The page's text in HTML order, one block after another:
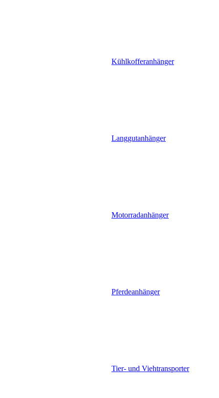
Kühlkofferanhänger
Langgutanhänger
Motorradanhänger
Pferdeanhänger
Tier- und Viehtransporter